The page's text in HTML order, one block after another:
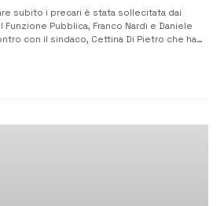
subito i precari è stata sollecitata dai
Pubblica, Franco Nardi e Daniele
con il sindaco, Cettina Di Pietro che ha
la richiesta formulata dai segret...